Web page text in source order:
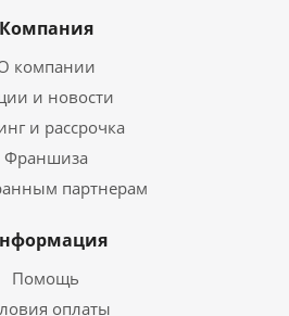
Компания
компании
и новости
и рассрочка
Франшиза
партнерам
Помощь
оплаты